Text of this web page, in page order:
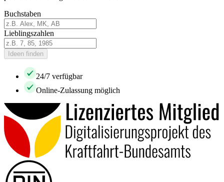
Buchstaben
Lieblingszahlen
Ideen finden
24/7 verfügbar
Online-Zulassung möglich